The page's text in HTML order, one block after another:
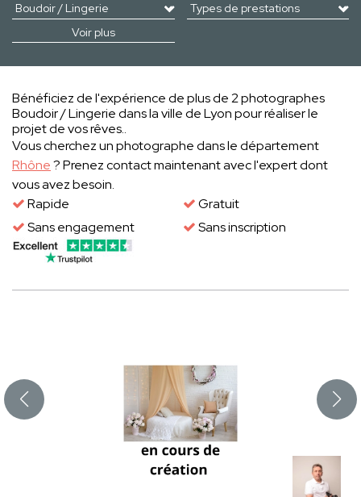
Voir plus
Bénéficiez de l'expérience de plus de 2 photographes
Boudoir / Lingerie dans la ville de Lyon pour réaliser le
projet de vos rêves..
Vous cherchez un photographe dans le département
Rhône? Prenez contact maintenant avec l'expert dont
vous avez besoin.
Rapide
Gratuit
Sans engagement
Sans inscription